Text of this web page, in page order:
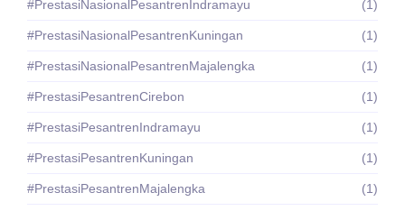
#PrestasiNasionalPesantrenIndramayu (1)
#PrestasiNasionalPesantrenKuningan (1)
#PrestasiNasionalPesantrenMajalengka (1)
#PrestasiPesantrenCirebon (1)
#PrestasiPesantrenIndramayu (1)
#PrestasiPesantrenKuningan (1)
#PrestasiPesantrenMajalengka (1)